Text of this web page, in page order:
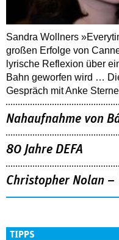
Sandra Wollners
großen Erfolge von
lyrische Reflexion über
Bahn geworfen wird …
Gespräch mit Anke
Nahaufnahme von
80 Jahre DEFA
Christopher Nolan
TIPPS